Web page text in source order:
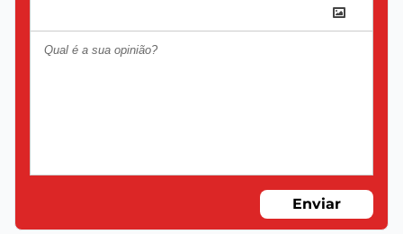
Enviar